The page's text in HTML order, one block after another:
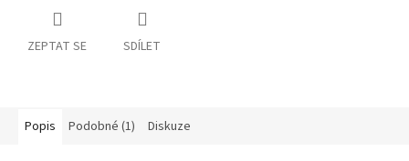
ZEPTAT SE SDÍLET
Popis Podobné (1) Diskuze